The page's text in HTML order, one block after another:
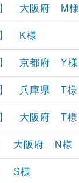
】 大阪府 M様
】 K様
】 京都府 Y様
】 兵庫県 T様
】 大阪府 T様
大阪府 N様
S様